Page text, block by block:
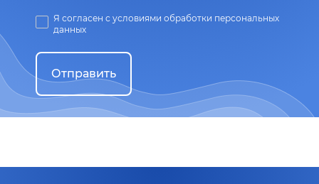
Я согласен с условиями обработки персональных
данных
Отправить